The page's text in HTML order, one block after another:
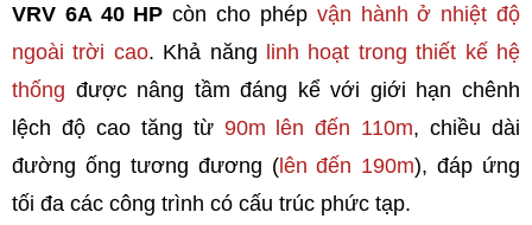
VRV 6A 40 HP còn cho phép vận hành ở nhiệt độ
ngoài trời cao. Khả năng linh hoạt trong thiết kế hệ
thống được nâng tầm đáng kể với giới hạn chênh
lệch độ cao tăng từ 90m lên đến 110m, chiều dài
đường ống tương đương (lên đến 190m), đáp ứng
tối đa các công trình có cấu trúc phức tạp.